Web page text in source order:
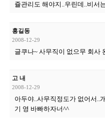
쥴관리도 해야지..우린데..비서
홍길동
2008-12-29
글쿠나~ 사무직이 없으무 회사
고 내
2008-12-29
아두야..사무직정도가 없어서..
기 영 바빠하자너^^